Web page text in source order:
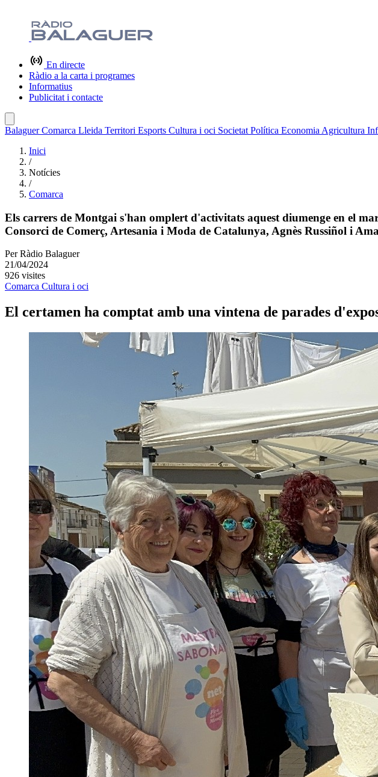
En directe
Ràdio a la carta i programes
Informatius
Publicitat i contacte
BalaguerComarca Lleida Territori Esports Cultura i oci Societat Política Economia Agricultura
Inici
/
Notícies
/
Comarca
Els carrers de Montgai s'han omplert d'activitats aquest diumenge en el
Consorci de Comerç, Artesania i Moda de Catalunya, Agnès Russiñol i
Per Ràdio Balaguer
21/04/2024
926 visites
Comarca Cultura i oci
El certamen ha comptat amb una vintena de parades